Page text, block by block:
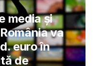
media și
va
euro în
de